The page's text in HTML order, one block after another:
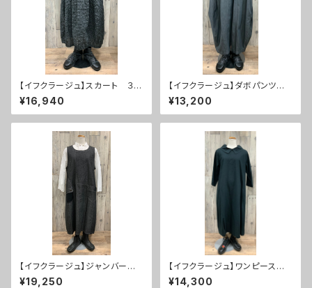
【イフクラージュ】スカート ３
０％ＯＦＦ
¥16,940
【イフクラージュ】ダボパンツ ５
０％ＯＦＦ
¥13,200
【イフクラージュ】ジャンバース
カート ３０％ＯＦＦ
¥19,250
【イフクラージュ】ワンピース ５
０％ＯＦＦ
¥14,300